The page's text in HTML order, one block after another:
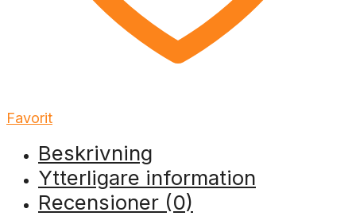
Favorit
Beskrivning
Ytterligare information
Recensioner (0)